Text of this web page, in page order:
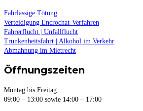
Fahrlässige Tötung
Verteidigung Encrochat-Verfahren
Fahrerflucht | Unfallflucht
Trunkenheitsfahrt | Alkohol im Verkehr
Abmahnung im Mietrecht
Öffnungszeiten
Montag bis Freitag:
09:00 – 13:00 sowie 14:00 – 17:00